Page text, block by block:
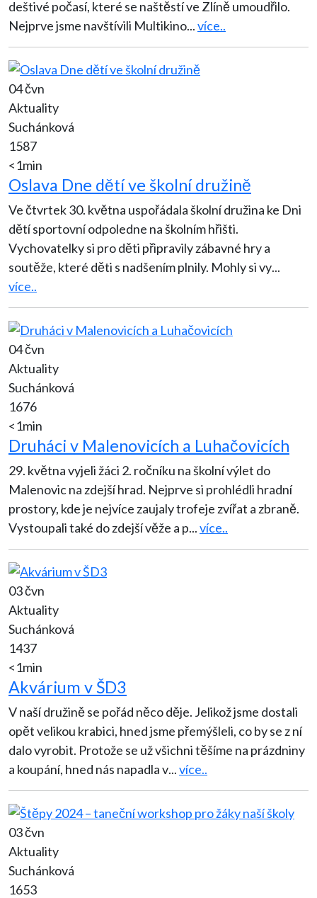
deštivé počasí, které se naštěstí ve Zlíně umoudřilo.
Nejprve jsme navštívili Multikino...více..
04 čvn
Aktuality
Suchánková
1587
<1min
Oslava Dne dětí ve školní družině
Ve čtvrtek 30. května uspořádala školní družina ke Dni
dětí sportovní odpoledne na školním hřišti.
Vychovatelky si pro děti připravily zábavné hry a
soutěže, které děti s nadšením plnily. Mohly si vy...
více..
04 čvn
Aktuality
Suchánková
1676
<1min
Druháci v Malenovicích a Luhačovicích
29. května vyjeli žáci 2. ročníku na školní výlet do
Malenovic na zdejší hrad. Nejprve si prohlédli hradní
prostory, kde je nejvíce zaujaly trofeje zvířat a zbraně.
Vystoupali také do zdejší věže a p...více..
03 čvn
Aktuality
Suchánková
1437
<1min
Akvárium v ŠD3
V naší družině se pořád něco děje. Jelikož jsme dostali
opět velikou krabici, hned jsme přemýšleli, co by se z ní
dalo vyrobit. Protože se už všichni těšíme na prázdniny
a koupání, hned nás napadla v...více..
03 čvn
Aktuality
Suchánková
1653